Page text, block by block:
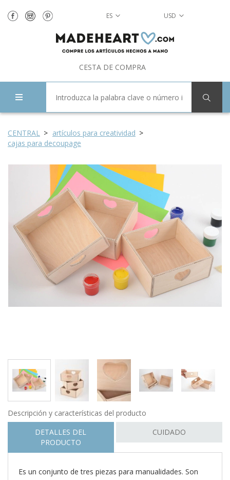
ES USD
CESTA DE COMPRA
CENTRAL
artículos para creatividad
cajas para decoupage
Descripción y características del producto
DETALLES DEL
PRODUCTO
CUIDADO
Es un conjunto de tres piezas para manualidades. Son